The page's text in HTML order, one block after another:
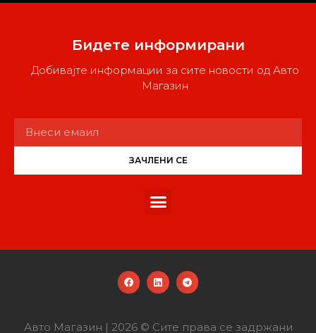
Бидете информирани
Добивајте информации за сите новости од Авто
Магазин
ЗАЧЛЕНИ СЕ
Авто Магазин | 2026 © Сите права се задржани